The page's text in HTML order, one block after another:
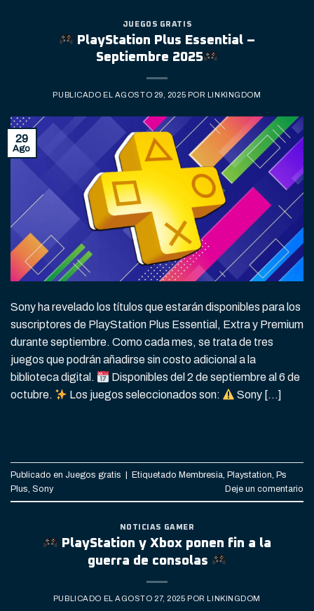
JUEGOS GRATIS
PlayStation Plus Essential –
Septiembre 2025
PUBLICADO EL AGOSTO 29, 2025 POR LINKINGDOM
29
Ago
Sony ha revelado los títulos que estarán disponibles para los
suscriptores de PlayStation Plus Essential, Extra y Premium
durante septiembre. Como cada mes, se trata de tres
juegos que podrán añadirse sin costo adicional a la
biblioteca digital.
Disponibles del 2 de septiembre al 6 de
octubre.
Los juegos seleccionados son: Sony […]
Publicado en Juegos gratis | Etiquetado Membresia Playstation Ps
Plus Sony Deje un comentario
NOTICIAS GAMER
PlayStation y Xbox ponen fin a la
guerra de consolas
PUBLICADO ELAGOSTO 27, 2025 POR LINKINGDOM